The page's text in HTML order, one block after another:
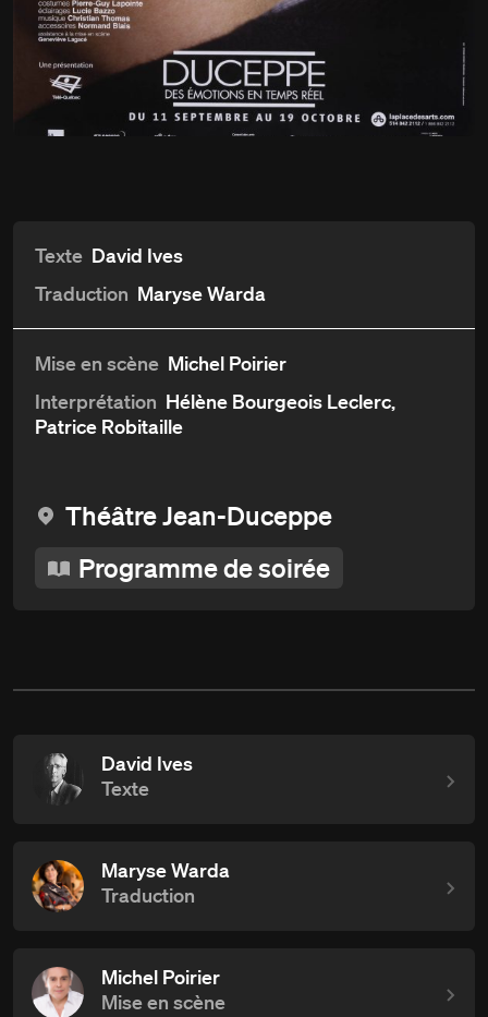
Texte David Ives
Traduction Maryse Warda
Mise en scène Michel Poirier
Interprétation Hélène Bourgeois Leclerc,
Patrice Robitaille
Théâtre Jean-Duceppe
Programme de soirée
David Ives
Texte
Maryse Warda
Traduction
Michel Poirier
Mise en scène